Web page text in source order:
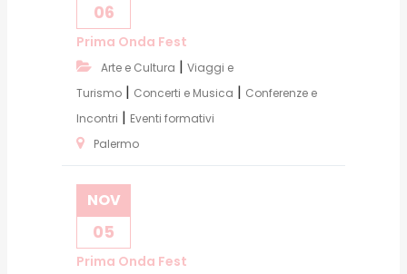
06
Prima Onda Fest
Arte e Cultura | Viaggi e
Turismo | Concerti e Musica | Conferenze e
Incontri | Eventi formativi
Palermo
NOV
05
Prima Onda Fest